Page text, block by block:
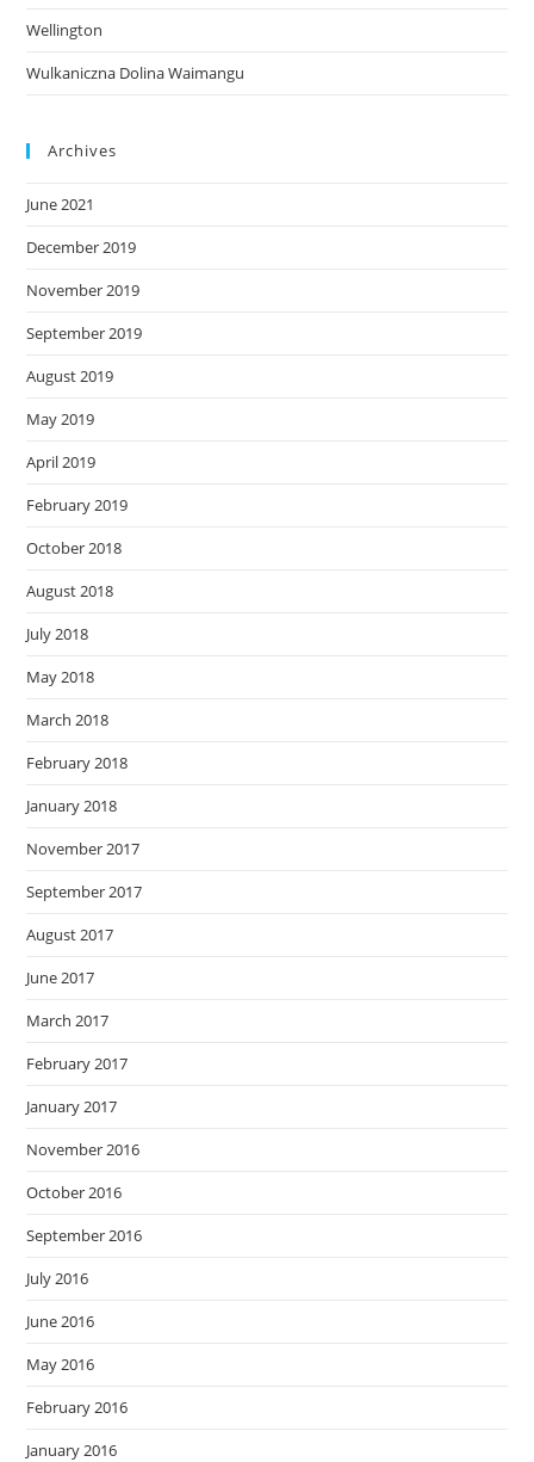
Wellington
Wulkaniczna Dolina Waimangu
Archives
June 2021
December 2019
November 2019
September 2019
August 2019
May 2019
April 2019
February 2019
October 2018
August 2018
July 2018
May 2018
March 2018
February 2018
January 2018
November 2017
September 2017
August 2017
June 2017
March 2017
February 2017
January 2017
November 2016
October 2016
September 2016
July 2016
June 2016
May 2016
February 2016
January 2016